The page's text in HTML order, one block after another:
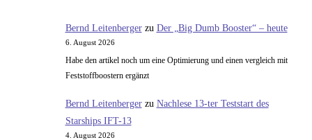
Bernd Leitenbergerzu Der „Big Dumb Booster“ – heute
6. August 2026
Habe den artikel noch um eine Optimierung und einen vergleich mit
Feststoffboostern ergänzt
Bernd Leitenbergerzu Nachlese 13-ter Teststart des
Starships IFT-13
4. August 2026